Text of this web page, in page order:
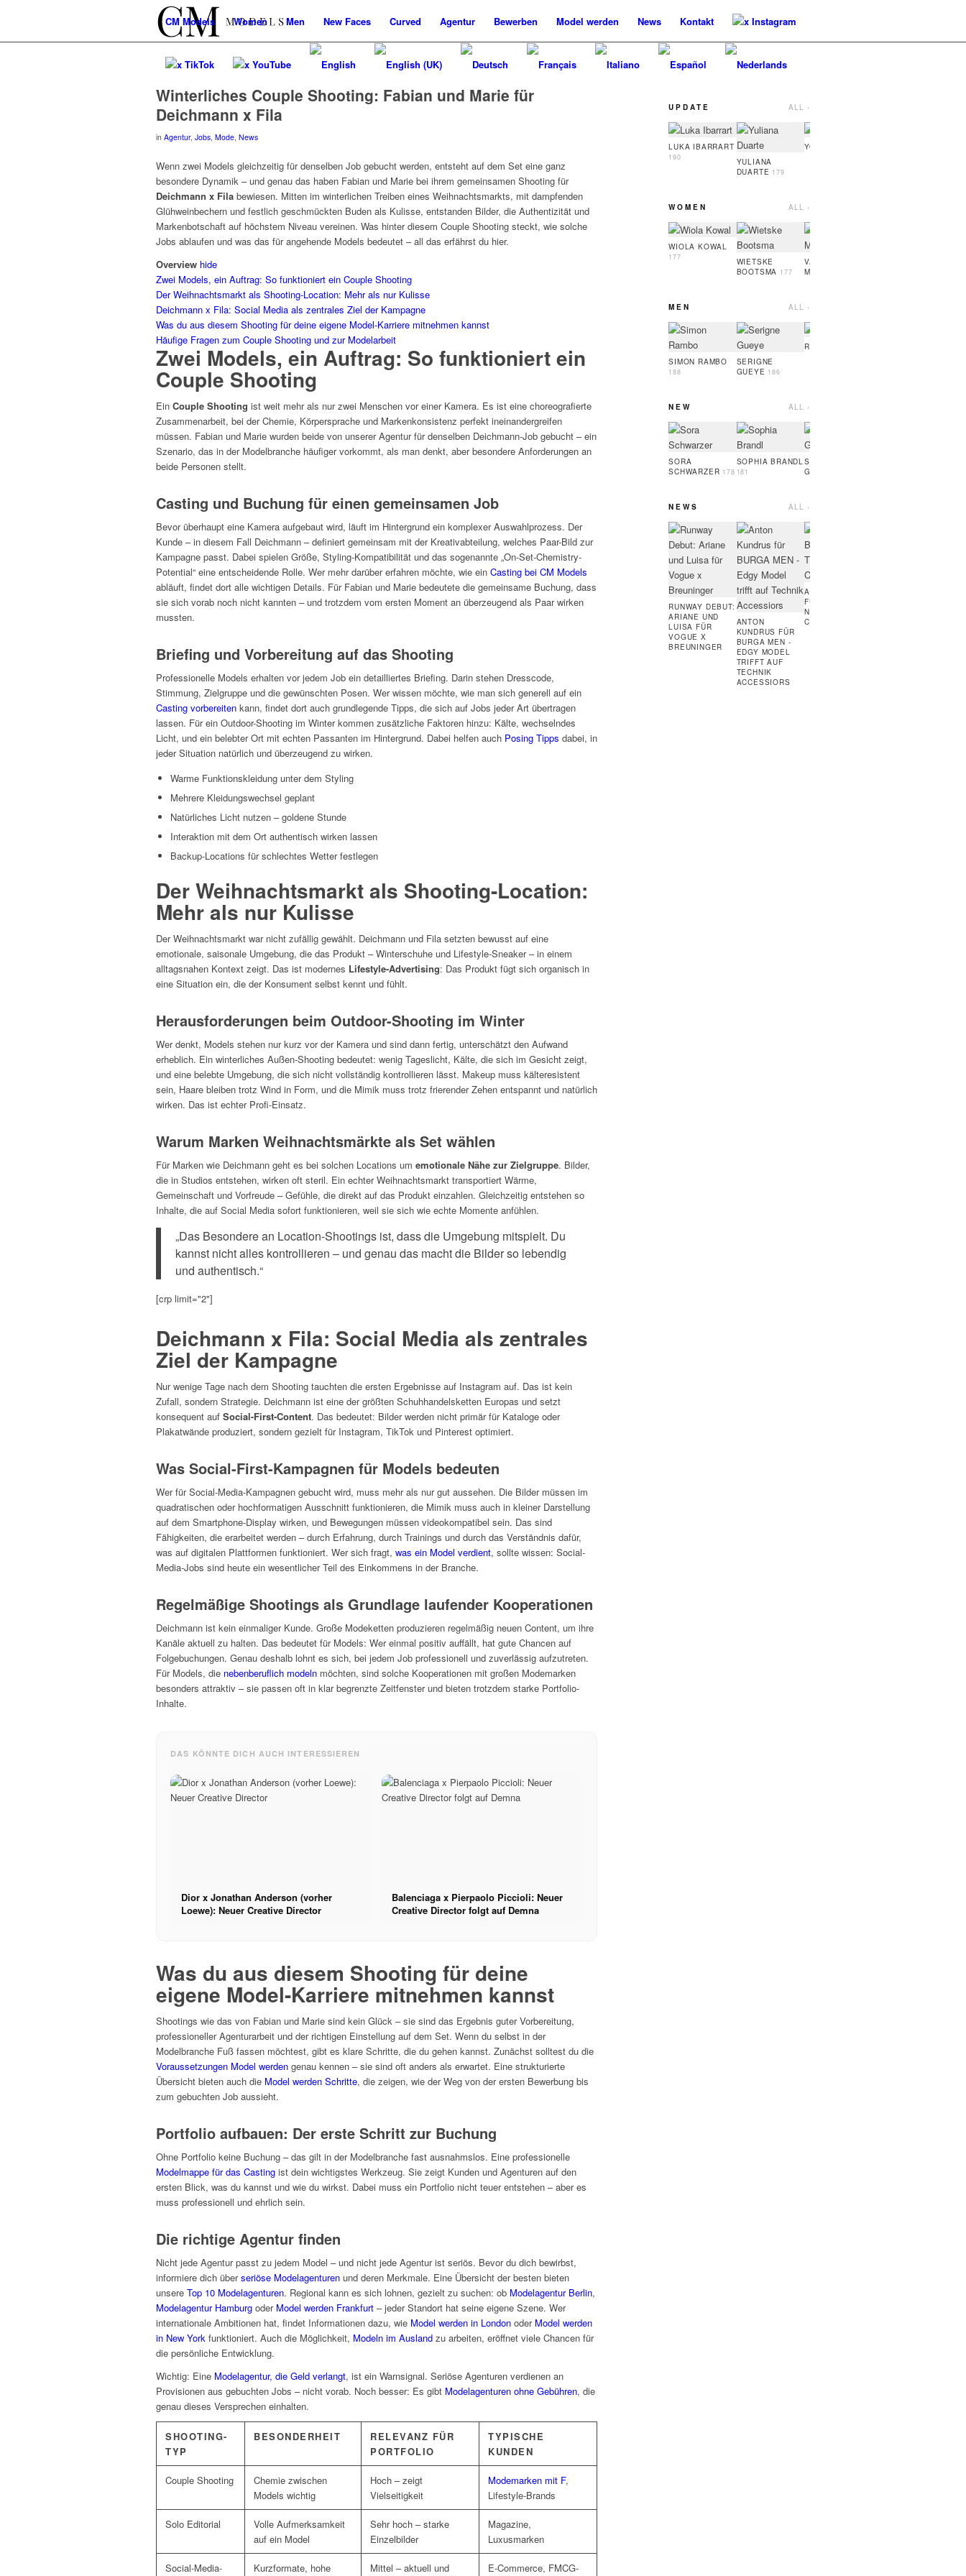
CMModels Women Men New Faces Curved Agentur Bewerben Model werden News Kontakt x Instagram
x TikTok x YouTube
Winterliches Couple Shooting: Fabian und Marie für
Deichmann x Fila
in Agentur, Jobs, Mode, News
Wenn zwei Models gleichzeitig für denselben Job gebucht werden, entsteht auf dem Set eine ganz
besondere Dynamik – und genau das haben Fabian und Marie bei ihrem gemeinsamen Shooting für
Deichmann x Fila bewiesen. Mitten im winterlichen Treiben eines Weihnachtsmarkts, mit dampfenden
Glühweinbechern und festlich geschmückten Buden als Kulisse, entstanden Bilder, die Authentizität und
Markenbotschaft auf höchstem Niveau vereinen. Was hinter diesem Couple Shooting steckt, wie solche
Jobs ablaufen und was das für angehende Models bedeutet – all das erfährst du hier.
Overview hide
Zwei Models, ein Auftrag: So funktioniert ein Couple Shooting
Der Weihnachtsmarkt als Shooting-Location: Mehr als nur Kulisse
Deichmann x Fila: Social Media als zentrales Ziel der Kampagne
Was du aus diesem Shooting für deine eigene Model-Karriere mitnehmen kannst
Häufige Fragen zum Couple Shooting und zur Modelarbeit
Zwei Models, ein Auftrag: So funktioniert ein
Couple Shooting
Ein Couple Shooting ist weit mehr als nur zwei Menschen vor einer Kamera. Es ist eine choreografierte
Zusammenarbeit, bei der Chemie, Körpersprache und Markenkonsistenz perfekt ineinandergreifen
müssen. Fabian und Marie wurden beide von unserer Agentur für denselben Deichmann-Job gebucht – ein
Szenario, das in der Modelbranche häufiger vorkommt, als man denkt, aber besondere Anforderungen an
beide Personen stellt.
Casting und Buchung für einen gemeinsamen Job
Bevor überhaupt eine Kamera aufgebaut wird, läuft im Hintergrund ein komplexer Auswahlprozess. Der
Kunde – in diesem Fall Deichmann – definiert gemeinsam mit der Kreativabteilung, welches Paar-Bild zur
Kampagne passt. Dabei spielen Größe, Styling-Kompatibilität und das sogenannte „On-Set-Chemistry-
Potential“ eine entscheidende Rolle. Wer mehr darüber erfahren möchte, wie ein Casting bei CM Models
abläuft, findet dort alle wichtigen Details. Für Fabian und Marie bedeutete die gemeinsame Buchung, dass
sie sich vorab noch nicht kannten – und trotzdem vom ersten Moment an überzeugend als Paar wirken
mussten.
Briefing und Vorbereitung auf das Shooting
Professionelle Models erhalten vor jedem Job ein detailliertes Briefing. Darin stehen Dresscode,
Stimmung, Zielgruppe und die gewünschten Posen. Wer wissen möchte, wie man sich generell auf ein
Casting vorbereiten kann, findet dort auch grundlegende Tipps, die sich auf Jobs jeder Art übertragen
lassen. Für ein Outdoor-Shooting im Winter kommen zusätzliche Faktoren hinzu: Kälte, wechselndes
Licht, und ein belebter Ort mit echten Passanten im Hintergrund. Dabei helfen auch Posing Tipps dabei, in
jeder Situation natürlich und überzeugend zu wirken.
Warme Funktionskleidung unter dem Styling
Mehrere Kleidungswechsel geplant
Natürliches Licht nutzen – goldene Stunde
Interaktion mit dem Ort authentisch wirken lassen
Backup-Locations für schlechtes Wetter festlegen
Der Weihnachtsmarkt als Shooting-Location:
Mehr als nur Kulisse
Der Weihnachtsmarkt war nicht zufällig gewählt. Deichmann und Fila setzten bewusst auf eine
emotionale, saisonale Umgebung, die das Produkt – Winterschuhe und Lifestyle-Sneaker – in einem
alltagsnahen Kontext zeigt. Das ist modernes Lifestyle-Advertising: Das Produkt fügt sich organisch in
eine Situation ein, die der Konsument selbst kennt und fühlt.
Herausforderungen beim Outdoor-Shooting im Winter
Wer denkt, Models stehen nur kurz vor der Kamera und sind dann fertig, unterschätzt den Aufwand
erheblich. Ein winterliches Außen-Shooting bedeutet: wenig Tageslicht, Kälte, die sich im Gesicht zeigt,
und eine belebte Umgebung, die sich nicht vollständig kontrollieren lässt. Makeup muss kälteresistent
sein, Haare bleiben trotz Wind in Form, und die Mimik muss trotz frierender Zehen entspannt und natürlich
wirken. Das ist echter Profi-Einsatz.
Warum Marken Weihnachtsmärkte als Set wählen
Für Marken wie Deichmann geht es bei solchen Locations um emotionale Nähe zur Zielgruppe. Bilder,
die in Studios entstehen, wirken oft steril. Ein echter Weihnachtsmarkt transportiert Wärme,
Gemeinschaft und Vorfreude – Gefühle, die direkt auf das Produkt einzahlen. Gleichzeitig entstehen so
Inhalte, die auf Social Media sofort funktionieren, weil sie sich wie echte Momente anfühlen.
„Das Besondere an Location-Shootings ist, dass die Umgebung mitspielt. Du
kannst nicht alles kontrollieren – und genau das macht die Bilder so lebendig
und authentisch.“
[crp limit="2"]
Deichmann x Fila: Social Media als zentrales
Ziel der Kampagne
Nur wenige Tage nach dem Shooting tauchten die ersten Ergebnisse auf Instagram auf. Das ist kein
Zufall, sondern Strategie. Deichmann ist eine der größten Schuhhandelsketten Europas und setzt
konsequent auf Social-First-Content. Das bedeutet: Bilder werden nicht primär für Kataloge oder
Plakatwände produziert, sondern gezielt für Instagram, TikTok und Pinterest optimiert.
Was Social-First-Kampagnen für Models bedeuten
Wer für Social-Media-Kampagnen gebucht wird, muss mehr als nur gut aussehen. Die Bilder müssen im
quadratischen oder hochformatigen Ausschnitt funktionieren, die Mimik muss auch in kleiner Darstellung
auf dem Smartphone-Display wirken, und Bewegungen müssen videokompatibel sein. Das sind
Fähigkeiten, die erarbeitet werden – durch Erfahrung, durch Trainings und durch das Verständnis dafür,
was auf digitalen Plattformen funktioniert. Wer sich fragt, was ein Model verdient, sollte wissen: Social-
Media-Jobs sind heute ein wesentlicher Teil des Einkommens in der Branche.
Regelmäßige Shootings als Grundlage laufender Kooperationen
Deichmann ist kein einmaliger Kunde. Große Modeketten produzieren regelmäßig neuen Content, um ihre
Kanäle aktuell zu halten. Das bedeutet für Models: Wer einmal positiv auffällt, hat gute Chancen auf
Folgebuchungen. Genau deshalb lohnt es sich, bei jedem Job professionell und zuverlässig aufzutreten.
Für Models, die nebenberuflich modeln möchten, sind solche Kooperationen mit großen Modemarken
besonders attraktiv – sie passen oft in klar begrenzte Zeitfenster und bieten trotzdem starke Portfolio-
Inhalte.
DAS KÖNNTE DICH AUCH INTERESSIEREN
Dior x Jonathan Anderson (vorher
Loewe): Neuer Creative Director
Balenciaga x Pierpaolo Piccioli: Neuer
Creative Director folgt auf Demna
Was du aus diesem Shooting für deine
eigene Model-Karriere mitnehmen kannst
Shootings wie das von Fabian und Marie sind kein Glück – sie sind das Ergebnis guter Vorbereitung,
professioneller Agenturarbeit und der richtigen Einstellung auf dem Set. Wenn du selbst in der
Modelbranche Fuß fassen möchtest, gibt es klare Schritte, die du gehen kannst. Zunächst solltest du die
Voraussetzungen Model werden genau kennen – sie sind oft anders als erwartet. Eine strukturierte
Übersicht bieten auch die Model werden Schritte, die zeigen, wie der Weg von der ersten Bewerbung bis
zum gebuchten Job aussieht.
Portfolio aufbauen: Der erste Schritt zur Buchung
Ohne Portfolio keine Buchung – das gilt in der Modelbranche fast ausnahmslos. Eine professionelle
Modelmappe für das Casting ist dein wichtigstes Werkzeug. Sie zeigt Kunden und Agenturen auf den
ersten Blick, was du kannst und wie du wirkst. Dabei muss ein Portfolio nicht teuer entstehen – aber es
muss professionell und ehrlich sein.
Die richtige Agentur finden
Nicht jede Agentur passt zu jedem Model – und nicht jede Agentur ist seriös. Bevor du dich bewirbst,
informiere dich überseriöse Modelagenturen und deren Merkmale. Eine Übersicht der besten bieten
unsere Top 10 Modelagenturen. Regional kann es sich lohnen, gezielt zu suchen: ob Modelagentur Berlin,
Modelagentur Hamburg oder Model werden Frankfurt – jeder Standort hat seine eigene Szene. Wer
internationale Ambitionen hat, findet Informationen dazu, wie Model werden in London oder Model werden
in New York funktioniert. Auch die Möglichkeit, Modeln im Ausland zu arbeiten, eröffnet viele Chancen für
die persönliche Entwicklung.
Wichtig: Eine Modelagentur, die Geld verlangt, ist ein Warnsignal. Seriöse Agenturen verdienen an
Provisionen aus gebuchten Jobs – nicht vorab. Noch besser: Es gibt Modelagenturen ohne Gebühren, die
genau dieses Versprechen einhalten.
SHOOTING-
TYP
BESONDERHEIT
RELEVANZ FÜR
PORTFOLIO
TYPISCHE
KUNDEN
Couple Shooting
Chemie zwischen
Models wichtig
Hoch – zeigt
Vielseitigkeit
Modemarken mit F,
Lifestyle-Brands
Solo Editorial
Volle Aufmerksamkeit
auf ein Model
Sehr hoch – starke
Einzelbilder
Magazine,
Luxusmarken
Social-Media- Kurzformate, hohe Mittel – aktuell und E-Commerce, FMCG-
UPDATE ALL ›
LUKA IBARRART
190
YULIANA
DUARTE 179
YOO HARU
WOMEN ALL ›
WIOLA KOWAL
177
WIETSKE
BOOTSMA 177
VALERIIA
MOLYBOHA
MEN ALL ›
SIMON RAMBO
188
SERIGNE
GUEYE 186
RUFUS ROTH
NEW ALL ›
SORA
SCHWARZER 178
SOPHIA BRANDL
181
SERIGNE
GUEYE
NEWS ALL ›
RUNWAY DEBUT:
ARIANE UND
LUISA FÜR
VOGUE X
BREUNINGER
ANTON
KUNDRUS FÜR
BURGA MEN -
EDGY MODEL
TRIFFT AUF
TECHNIK
ACCESSIORS
AMIE BANGURA
FÜR TEVEO'S
NEUE
CONTRASTLINE